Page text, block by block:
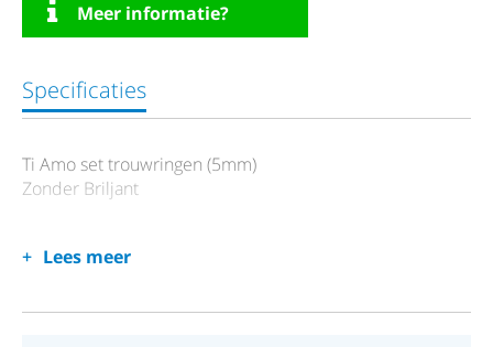
Meer informatie?
Specificaties
Ti Amo set trouwringen (5mm)
Zonder Briljant
Lees meer